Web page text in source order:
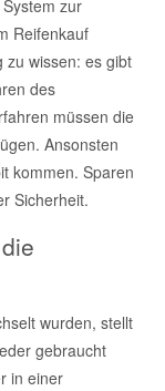
zur
Reifenkauf
zu wissen: es gibt
des
müssen die
Ansonsten
kommen. Sparen
Sicherheit.
wurden, stellt
gebraucht
in einer